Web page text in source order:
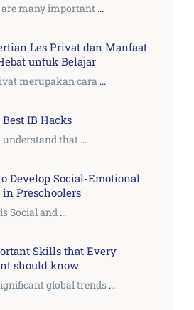
many important ...
Les Privat dan Manfaat
untuk Belajar
merupakan cara ...
IB Hacks
understand that ...
Develop Social-Emotional
Preschoolers
Social and ...
Skills that Every
should know
global trends ...